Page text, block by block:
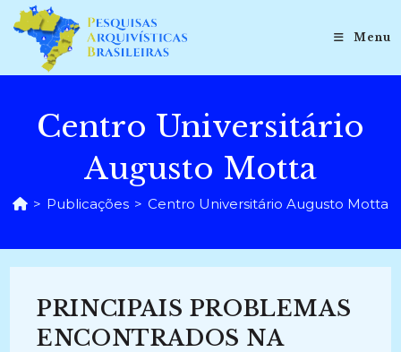
para
conteúdo
Menu
Centro Universitário
Augusto Motta
> Publicações > Centro Universitário Augusto Motta
PRINCIPAIS PROBLEMAS
ENCONTRADOS NA